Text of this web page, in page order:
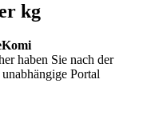
kg
haben Sie nach der
Portal